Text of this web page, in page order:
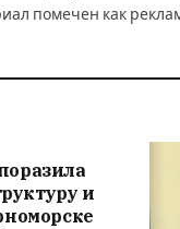
помечен как
и